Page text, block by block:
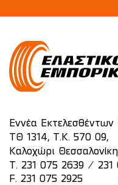
Εννέα
ΤΘ 1314, Τ.Κ. 570 09,
Καλοχώρι
T. 231 075 2639 /
231
F. 231 075 2925